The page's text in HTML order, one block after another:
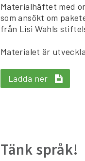
Materialhäftet med
som ansökt om
från Lisi Wahls
Materialet är
Ladda ner
Tänk språk!